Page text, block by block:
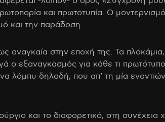
και πρωτοτυπία. Ο
και την παράδοση.
αναγκαία στην εποχή της. Τα
ο εξαναγκασμός για κάθε τι
δηλαδή, που απ’ τη μία
και το διαφορετικό, στη